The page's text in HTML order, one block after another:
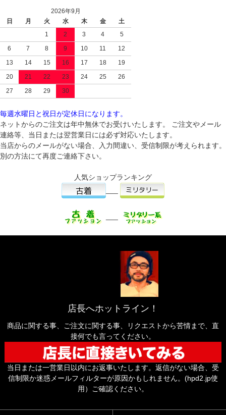
2026年9月
日
月 火 水 木 金
土
1
2 3 4
5
6
7 8 9 10 11
12
13
14 15 16 17 18
19
20
21 22 23 24 25
26
27
28 29 30
毎週水曜日と祝日が定休日になります。
ネットからのご注文は年中無休でお受けいたします。 ご注文やメール
連絡等、当日または翌営業日には必ず対応いたします。
当店からのメールがない場合、入力間違い、受信制限が考えられます。
別の方法にて再度ご連絡下さい。
人気ショップランキング
店長へホットライン！
商品に関する事、ご注文に関する事、リクエストから苦情まで、直
接何でも言ってください。
当日または一営業日以内にお返事いたします。返信がない場合、受
信制限か迷惑メールフィルターが原因かもしれません。(hpd2.jp使
用）ご確認ください。